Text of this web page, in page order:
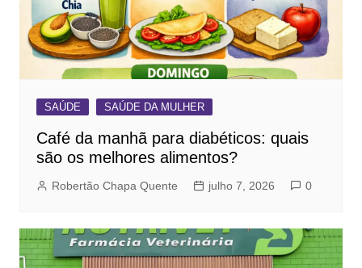
SAÚDE SAÚDE DA MULHER
Café da manhã para diabéticos: quais
são os melhores alimentos?
Robertão Chapa Quente julho 7, 2026 0